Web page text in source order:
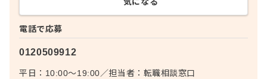
電話で応募
0120509912
平日：10:00〜19:00／担当者： 転職相談窓口
気になる